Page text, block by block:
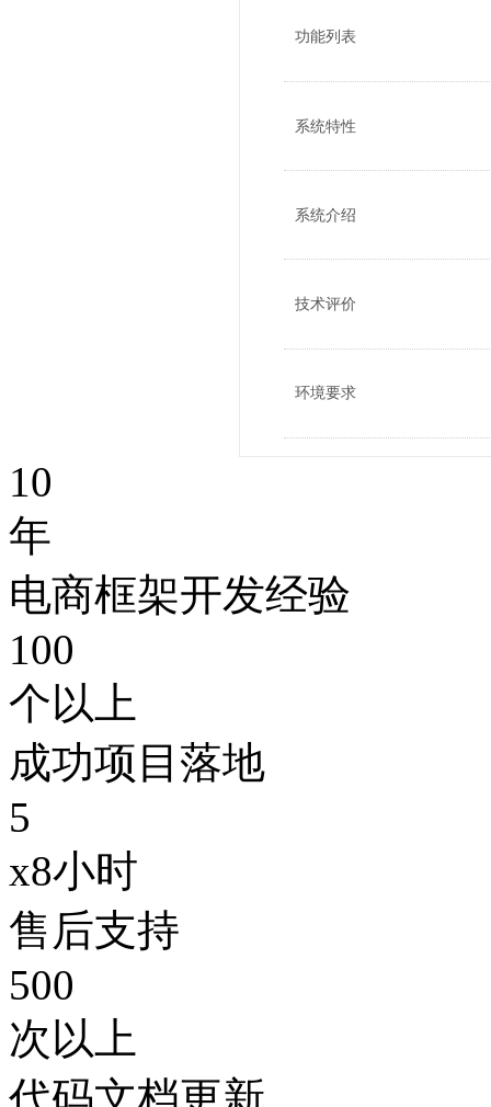
功能列表
系统特性
系统介绍
技术评价
环境要求
10
年
电商框架开发经验
100
个以上
成功项目落地
5
x8小时
售后支持
500
次以上